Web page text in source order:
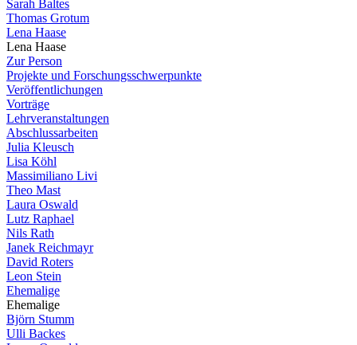
Sarah Baltes
Thomas Grotum
Lena Haase
Lena Haase
Zur Person
Projekte und Forschungsschwerpunkte
Veröffentlichungen
Vorträge
Lehrveranstaltungen
Abschlussarbeiten
Julia Kleusch
Lisa Köhl
Massimiliano Livi
Theo Mast
Laura Oswald
Lutz Raphael
Nils Rath
Janek Reichmayr
David Roters
Leon Stein
Ehemalige
Ehemalige
Björn Stumm
Ulli Backes